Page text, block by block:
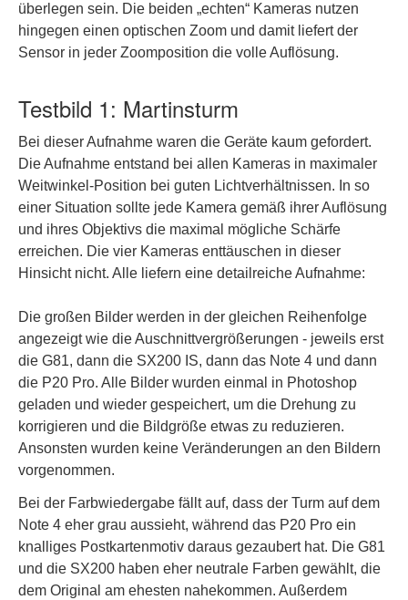
überlegen sein. Die beiden „echten“ Kameras nutzen
hingegen einen optischen Zoom und damit liefert der
Sensor in jeder Zoomposition die volle Auflösung.
Testbild 1: Martinsturm
Bei dieser Aufnahme waren die Geräte kaum gefordert.
Die Aufnahme entstand bei allen Kameras in maximaler
Weitwinkel-Position bei guten Lichtverhältnissen. In so
einer Situation sollte jede Kamera gemäß ihrer Auflösung
und ihres Objektivs die maximal mögliche Schärfe
erreichen. Die vier Kameras enttäuschen in dieser
Hinsicht nicht. Alle liefern eine detailreiche Aufnahme:
Die großen Bilder werden in der gleichen Reihenfolge
angezeigt wie die Auschnittvergrößerungen - jeweils erst
die G81, dann die SX200 IS, dann das Note 4 und dann
die P20 Pro. Alle Bilder wurden einmal in Photoshop
geladen und wieder gespeichert, um die Drehung zu
korrigieren und die Bildgröße etwas zu reduzieren.
Ansonsten wurden keine Veränderungen an den Bildern
vorgenommen.
Bei der Farbwiedergabe fällt auf, dass der Turm auf dem
Note 4 eher grau aussieht, während das P20 Pro ein
knalliges Postkartenmotiv daraus gezaubert hat. Die G81
und die SX200 haben eher neutrale Farben gewählt, die
dem Original am ehesten nahekommen. Außerdem